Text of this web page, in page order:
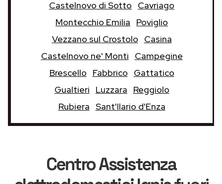
Castelnovo di Sotto
Cavriago
Montecchio Emilia
Poviglio
Vezzano sul Crostolo
Casina
Castelnovo ne' Monti
Campegine
Brescello
Fabbrico
Gattatico
Gualtieri
Luzzara
Reggiolo
Rubiera Sant'Ilario d'Enza
Centro Assistenza